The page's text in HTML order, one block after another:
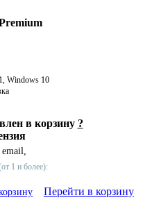
Windows 10
в корзину ?
1 и более):
Перейти в корзину